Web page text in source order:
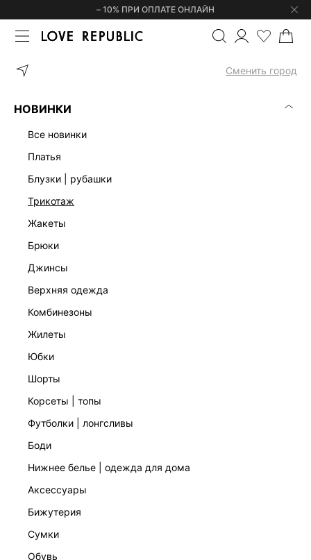
– 10% ПРИ ОПЛАТЕ ОНЛАЙН
Сменить город
НОВИНКИ
все новинки
платья
блузки | рубашки
трикотаж
жакеты
брюки
джинсы
верхняя одежда
комбинезоны
жилеты
юбки
шорты
корсеты | топы
футболки | лонгсливы
боди
нижнее белье | одежда для дома
аксессуары
бижутерия
сумки
обувь
ГЛАВНАЯ
КОРСЕТЫ И БАНДО
ЖАККАРДОВЫЙ ТОП С БАСКОЙ